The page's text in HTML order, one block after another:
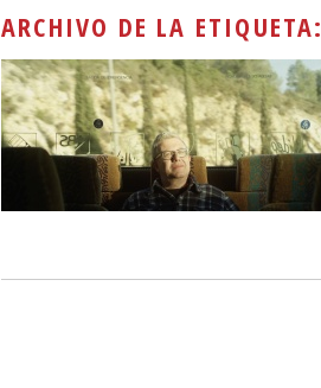
ARCHIVO DE LA ETIQUETA: